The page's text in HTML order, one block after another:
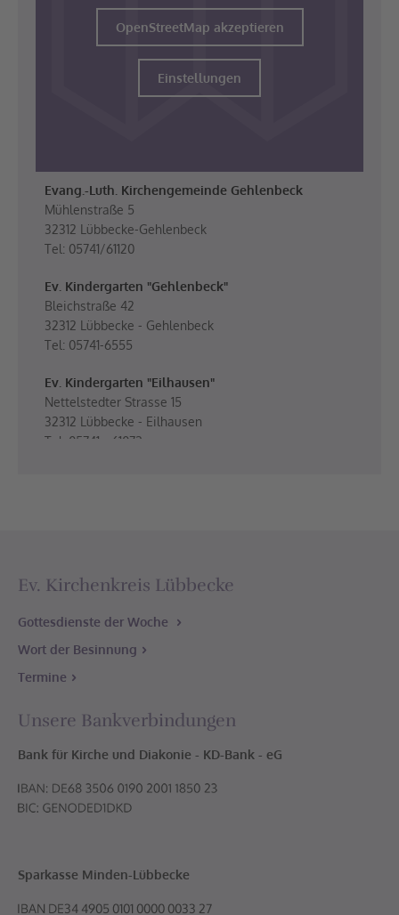
OpenStreetMap akzeptieren
Einstellungen
Evang.-Luth. Kirchengemeinde Gehlenbeck
Mühlenstraße 5
32312 Lübbecke-Gehlenbeck
Tel: 05741/61120
Ev. Kindergarten "Gehlenbeck"
Bleichstraße 42
32312 Lübbecke - Gehlenbeck
Tel: 05741-6555
Ev. Kindergarten "Eilhausen"
Nettelstedter Strasse 15
32312 Lübbecke - Eilhausen
Tel: 05741 - 61072
Mühlenstraße
32312 Lübbecke-Gehlenbeck
Gemeindehaus
Mühlenstraße 5
32312 Lübbecke-Gehlenbeck
Ev. Kirchenkreis Lübbecke
Gottesdienste der Woche
Wort der Besinnung
Termine
Unsere Bankverbindungen
Bank für Kirche und Diakonie - KD-Bank - eG
Sparkasse Minden-Lübbecke